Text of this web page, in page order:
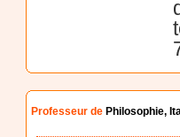
Professeur dePhilosophie,